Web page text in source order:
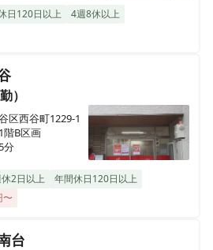
日120日以上
4週8休以上
）
区西谷町1229-1
階B区画
分
2日以上
年間休日120日以上
〜
台